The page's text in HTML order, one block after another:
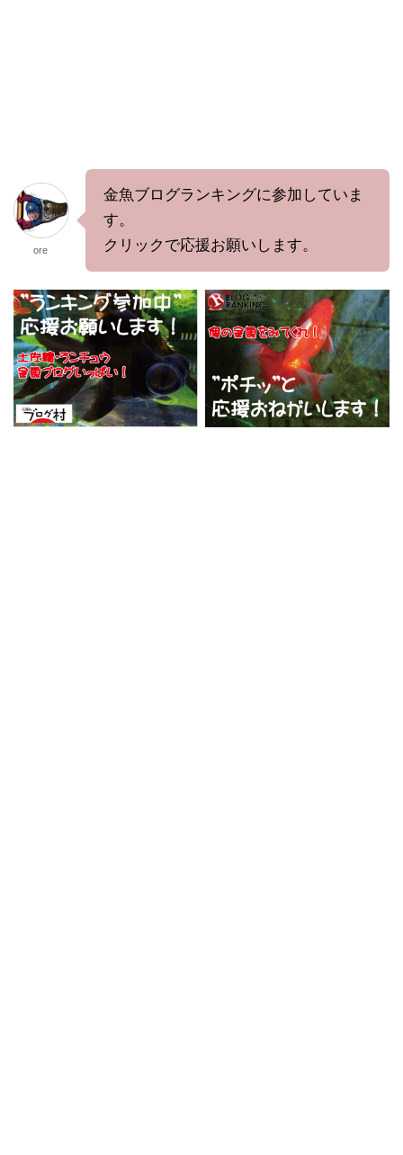
ore
金魚ブログランキングに参加していま
す。
クリックで応援お願いします。